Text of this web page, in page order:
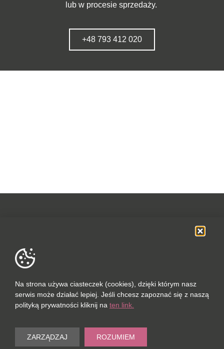
lub w procesie sprzedaży.
+48 793 412 020
POLUBIONYCH (0 / 10)
Wyczyść
SOCIAL MEDIA
DANE FIRMOWE
© 2023
PORT-REAL ESTATE SP. Z O.O.
Na strona używa ciasteczek (cookies), dzięki którym nasz
serwis może działać lepiej. Jeśli chcesz zapoznać się z naszą
polityką prywatności kliknij na ten link.
ZARZĄDZAJ ROZUMIEM